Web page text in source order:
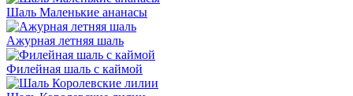
Шаль Маленькие ананасы
Ажурная летняя шаль
Филейная шаль с каймой